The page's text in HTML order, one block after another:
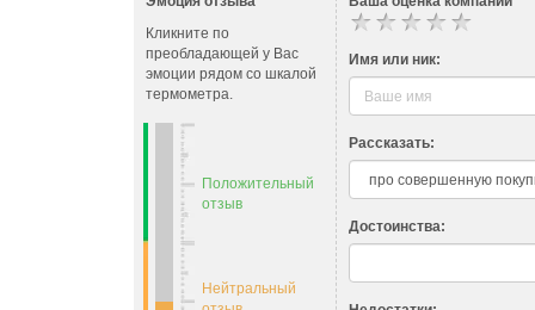
продукции компания
Goldwell – косметика
применением лучших из
Кликните по
преобладающей у Вас
эмоции рядом со шкалой
термометра.
Положительный
отзыв
Нейтральный
Имя или ник:
Рассказать:
Достоинства: